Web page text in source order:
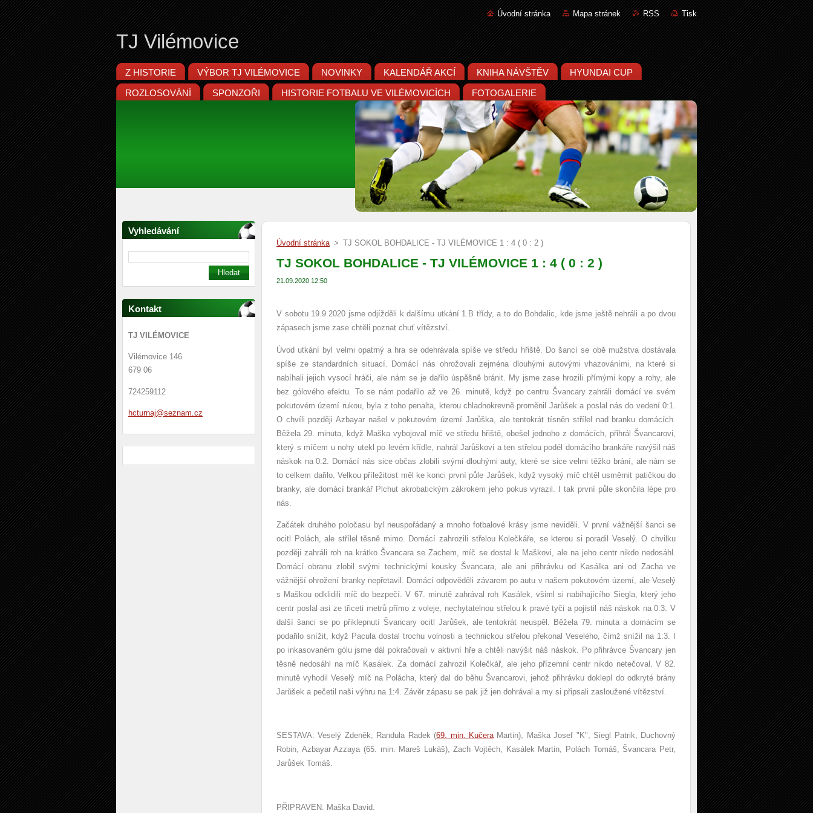
Úvodní stránka Mapa stránek RSS Tisk
TJ Vilémovice
Z HISTORIE VÝBOR TJ VILÉMOVICE NOVINKY KALENDÁŘ AKCÍ KNIHA NÁVŠTĚV HYUNDAI CUP
ROZLOSOVÁNÍ SPONZOŘI HISTORIE FOTBALU VE VILÉMOVICÍCH FOTOGALERIE
Vyhledávání
Kontakt
TJ VILÉMOVICE
Vilémovice 146
679 06
724259112
hcturnaj@seznam. cz
Úvodní stránka > TJ SOKOL BOHDALICE - TJ VILÉMOVICE 1 : 4 ( 0 : 2 )
TJ SOKOL BOHDALICE - TJ VILÉMOVICE 1 : 4 ( 0 : 2 )
21.09.2020 12:50
V sobotu 19.9.2020 jsme odjížděli k dalšímu utkání 1.B třídy, a to do Bohdalic, kde jsme ještě nehráli a po dvou
zápasech jsme zase chtěli poznat chuť vítězství.
Úvod utkání byl velmi opatrný a hra se odehrávala spíše ve středu hřiště. Do šancí se obě mužstva dostávala
spíše ze standardních situací. Domácí nás ohrožovali zejména dlouhými autovými vhazováními, na které si
nabíhali jejich vysocí hráči, ale nám se je dařilo úspěšně bránit. My jsme zase hrozili přímými kopy a rohy, ale
bez gólového efektu. To se nám podařilo až ve 26. minutě, když po centru Švancary zahráli domácí ve svém
pokutovém území rukou, byla z toho penalta, kterou chladnokrevně proměnil Jarůšek a poslal nás do vedení 0:1.
O chvíli později Azbayar našel v pokutovém území Jarůška, ale tentokrát tísněn střílel nad branku domácích.
Běžela 29. minuta, když Maška vybojoval míč ve středu hřiště, obešel jednoho z domácích, přihrál Švancarovi,
který s míčem u nohy utekl po levém křídle, nahrál Jarůškovi a ten střelou podél domácího brankáře navýšil náš
náskok na 0:2. Domácí nás sice občas zlobili svými dlouhými auty, které se sice velmi těžko brání, ale nám se
to celkem dařilo. Velkou příležitost měl ke konci první půle Jarůšek, když vysoký míč chtěl usměrnit patičkou do
branky, ale domácí brankář Plchut akrobatickým zákrokem jeho pokus vyrazil. I tak první půle skončila lépe pro
nás.
Začátek druhého poločasu byl neuspořádaný a mnoho fotbalové krásy jsme neviděli. V první vážnější šanci se
ocitl Polách, ale střílel těsně mimo. Domácí zahrozili střelou Kolečkáře, se kterou si poradil Veselý. O chvilku
později zahráli roh na krátko Švancara se Zachem, míč se dostal k Maškovi, ale na jeho centr nikdo nedosáhl.
Domácí obranu zlobil svými technickými kousky Švancara, ale ani přihrávku od Kasálka ani od Zacha ve
vážnější ohrožení branky nepřetavil. Domácí odpověděli závarem po autu v našem pokutovém území, ale Veselý
s Maškou odklidili míč do bezpečí. V 67. minutě zahrával roh Kasálek, všiml si nabíhajícího Siegla, který jeho
centr poslal asi ze třiceti metrů přímo z voleje, nechytatelnou střelou k pravé tyči a pojistil náš náskok na 0:3. V
další šanci se po přiklepnutí Švancary ocitl Jarůšek, ale tentokrát neuspěl. Běžela 79. minuta a domácím se
podařilo snížit, když Pacula dostal trochu volnosti a technickou střelou překonal Veselého, čímž snížil na 1:3. I
po inkasovaném gólu jsme dál pokračovali v aktivní hře a chtěli navýšit náš náskok. Po přihrávce Švancary jen
těsně nedosáhl na míč Kasálek. Za domácí zahrozil Kolečkář, ale jeho přízemní centr nikdo netečoval. V 82.
minutě vyhodil Veselý míč na Polácha, který dal do běhu Švancarovi, jehož přihrávku doklepl do odkryté brány
Jarůšek a pečetil naši výhru na 1:4. Závěr zápasu se pak již jen dohrával a my si připsali zasloužené vítězství.
SESTAVA: Veselý Zdeněk, Randula Radek (69. min. KučeraMartin), Maška Josef "K", Siegl Patrik, Duchovný
Robin, Azbayar Azzaya (65. min. Mareš Lukáš), Zach Vojtěch, Kasálek Martin, Polách Tomáš, Švancara Petr,
Jarůšek Tomáš.
PŘIPRAVEN: Maška David.